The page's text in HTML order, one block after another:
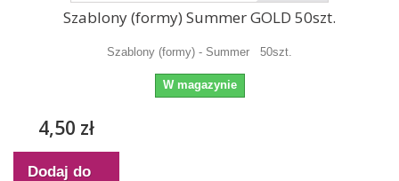
Szablony (formy) Summer GOLD 50szt.
Szablony (formy) - Summer 50szt.
W magazynie
4,50 zł
Dodaj do